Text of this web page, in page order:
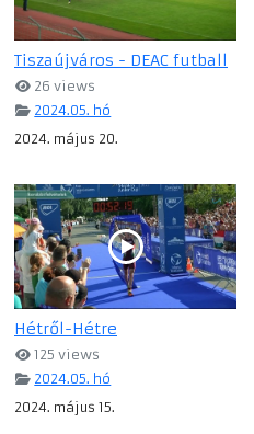
Tiszaújváros - DEAC futball
26 views
2024.05. hó
2024. május 20.
Hétről-Hétre
125 views
2024.05. hó
2024. május 15.